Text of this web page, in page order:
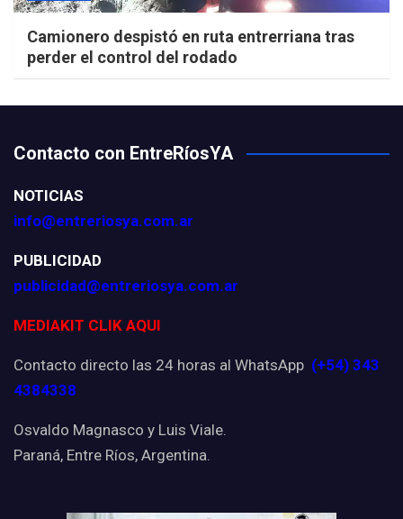
Camionero despistó en ruta entrerriana tras
perder el control del rodado
Contacto con EntreRíosYA
NOTICIAS
info@entreriosya.com.ar
PUBLICIDAD
publicidad@entreriosya.com.ar
MEDIAKIT CLIK AQUI
Contacto directo las 24 horas al WhatsApp (+54) 343
4384338
Osvaldo Magnasco y Luis Viale.
Paraná, Entre Ríos, Argentina.